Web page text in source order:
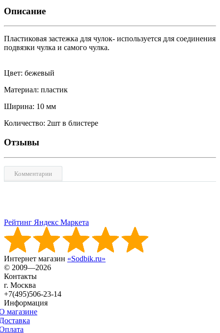
Описание
Пластиковая застежка для чулок- используется для соединения
подвязки чулка и самого чулка.
Цвет: бежевый
Материал: пластик
Ширина: 10 мм
Количество: 2шт в блистере
Отзывы
Комментарии
Рейтинг Яндекс Маркета
Интернет магазин «Sodbik.ru»
© 2009—2026
Контакты
г. Москва
+7(495)506-23-14
Информация
магазине